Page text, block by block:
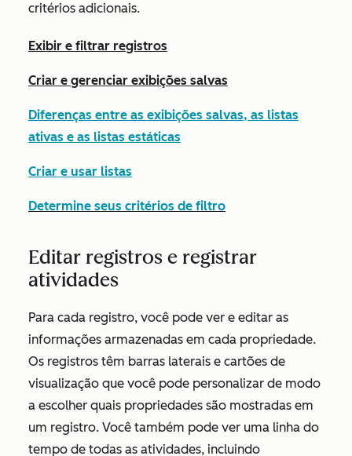
critérios adicionais.
Exibir e filtrar registros
Criar e gerenciar exibições salvas
Diferenças entre as exibições salvas, as listas
ativas e as listas estáticas
Criar e usar listas
Determine seus critérios de filtro
Editar registros e registrar
atividades
Para cada registro, você pode ver e editar as
informações armazenadas em cada propriedade.
Os registros têm barras laterais e cartões de
visualização que você pode personalizar de modo
a escolher quais propriedades são mostradas em
um registro. Você também pode ver uma linha do
tempo de todas as atividades, incluindo